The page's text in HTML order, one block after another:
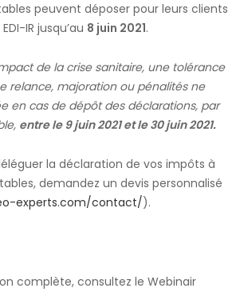
peuvent déposer pour leurs clients
IR jusqu’au 8 juin 2021.
de la crise sanitaire, une tolérance
relance, majoration ou pénalités ne
en cas de dépôt des déclarations, par
entre le 9 juin 2021 et le 30 juin 2021.
la déclaration de vos impôts à
demandez un devis personnalisé
experts.com/contact/).
complète, consultez le Webinair